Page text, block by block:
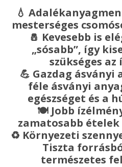
💧
mesterséges
🧂 Kevesebb is
„sósabb”, így
szükséges az
💪 Gazdag ásványi
féle ásványi
egészséget és a
🍽Jobb
zamatosabb
♻️ Környezeti
Tiszta
természetes